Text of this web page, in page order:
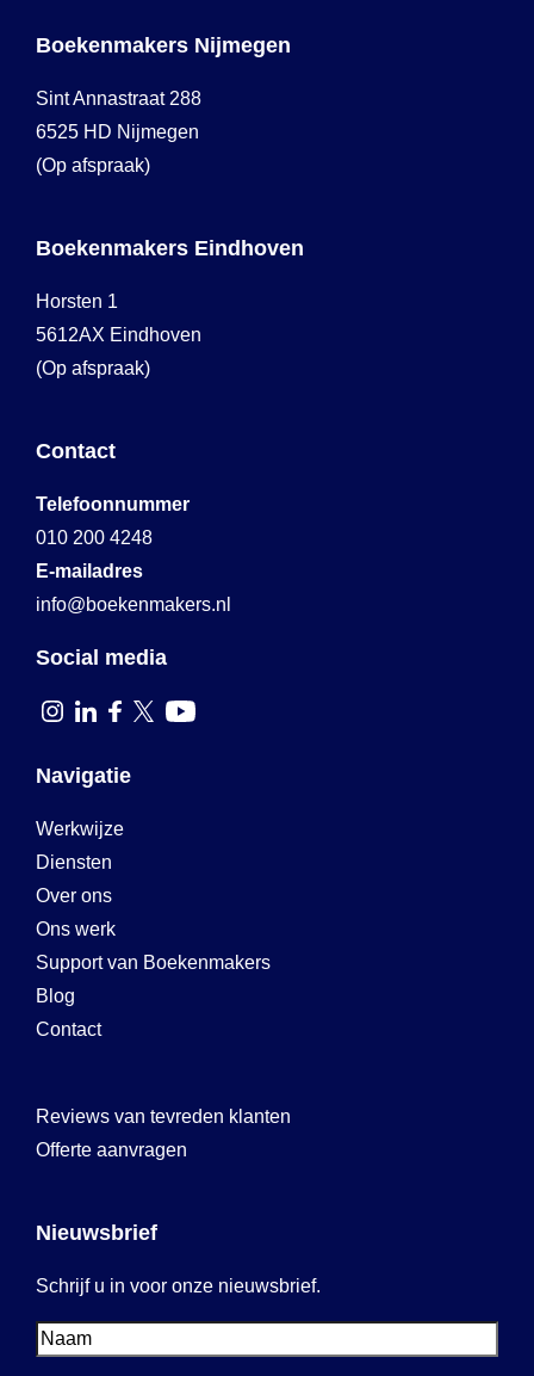
Boekenmakers Nijmegen
Sint Annastraat 288
6525 HD Nijmegen
(Op afspraak)
Boekenmakers Eindhoven
Horsten 1
5612AX Eindhoven
(Op afspraak)
Contact
Telefoonnummer
010 200 4248
E-mailadres
info@boekenmakers.nl
Social media
Navigatie
Werkwijze
Diensten
Over ons
Ons werk
Support van Boekenmakers
Blog
Contact
Reviews van tevreden klanten
Offerte aanvragen
Nieuwsbrief
Schrijf u in voor onze nieuwsbrief.
Voornaam